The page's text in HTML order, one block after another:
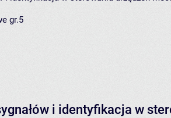
gr.5
i identyfikacja w